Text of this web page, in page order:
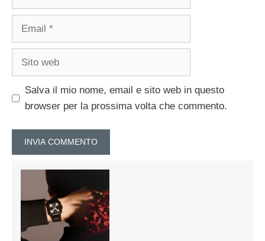
Email
Sito
Salva il mio nome, email e sito web in questo
browser per la prossima volta che commento.